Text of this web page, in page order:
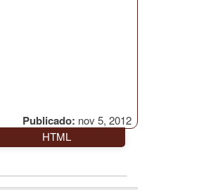
Publicado: nov 5, 2012
HTML